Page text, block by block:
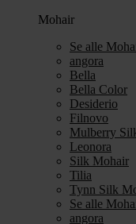
Mohair
Se alle
angora
Bella
Bella Color
Desiderio
Filnovo
Mulberry
Leonora
Silk Mohair
Tilia
Tynn Silk
Se alle
angora